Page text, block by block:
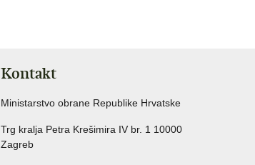
Kontakt
Ministarstvo obrane Republike Hrvatske
Trg kralja Petra Krešimira IV br. 1 10000
Zagreb